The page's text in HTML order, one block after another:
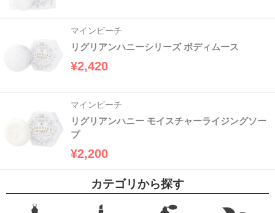
マインビーチ
リグリアンハニーシリーズ ボディムース
¥2,420
マインビーチ
リグリアンハニー モイスチャーライジングソー
プ
¥2,200
カテゴリから探す